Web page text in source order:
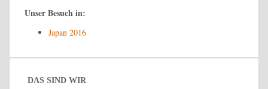
Unser Besuch in:
Japan 2016
DAS SIND WIR